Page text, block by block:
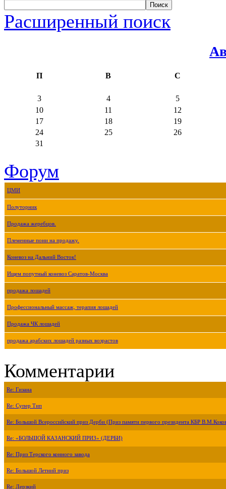
Расширенный поиск
П В С
3 4
5
10
11
12
17
18
19
24
25
26
31
Форум
ЦМИ
Полуторник
Продажа жеребцов.
Племенные пони на продажу.
Коневоз на Дальний Восток!
Ищем попутный коневоз Саратов-Москва
продажа лошадей
Профессиональный массаж, терапия лошадей
Продажа ЧК лошадей
продажа арабских лошадей разных возрастов
Комментарии
Re: Гизана
Re: Супер Тип
Re: Большой Всероссийский приз Дерби (Приз памяти первого президента КБР
Re: «БОЛЬШОЙ КАЗАНСКИЙ ПРИЗ» (ДЕРБИ)
Re: Приз Терского конного завода
Re: Большой Летний приз
Re: Дерзкий